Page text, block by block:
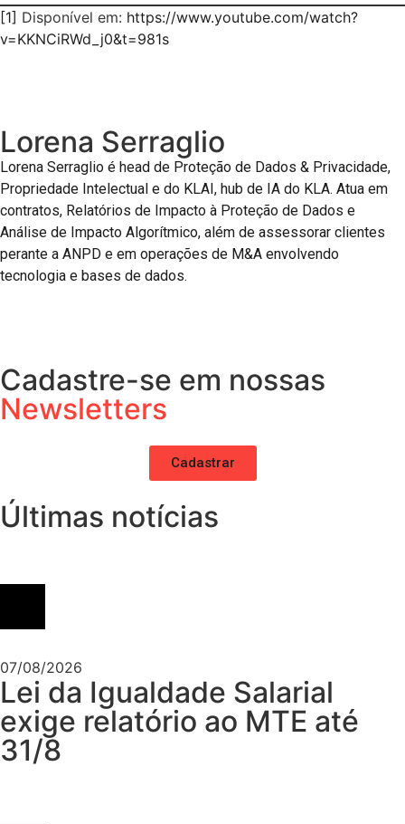
[1] Disponível em: https://www.youtube.com/watch?
v=KKNCiRWd_j0&t=981s
Lorena Serraglio
Lorena Serraglio é head de Proteção de Dados & Privacidade,
Propriedade Intelectual e do KLAI, hub de IA do KLA. Atua em
contratos, Relatórios de Impacto à Proteção de Dados e
Análise de Impacto Algorítmico, além de assessorar clientes
perante a ANPD e em operações de M&A envolvendo
tecnologia e bases de dados.
Cadastre-se em nossas
Newsletters
Cadastrar
Últimas notícias
07/08/2026
Lei da Igualdade Salarial
exige relatório ao MTE até
31/8